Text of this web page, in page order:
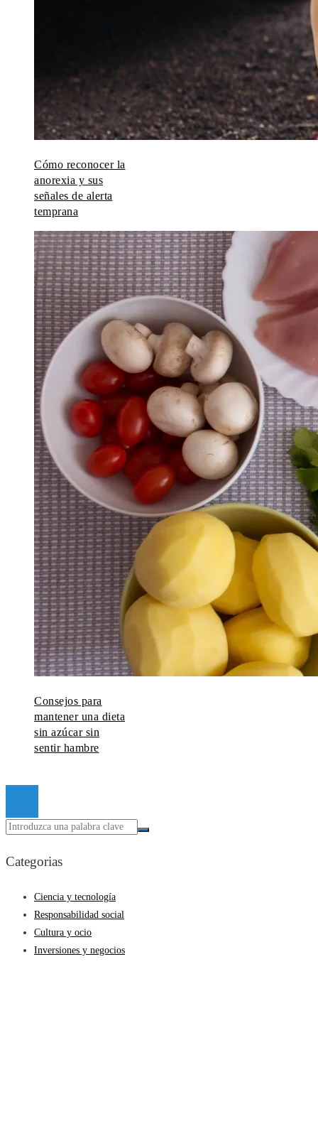
Cómo reconocer la
anorexia y sus
señales de alerta
temprana
Consejos para
mantener una dieta
sin azúcar sin
sentir hambre
Categorias
Ciencia y tecnología
Responsabilidad social
Cultura y ocio
Inversiones y negocios